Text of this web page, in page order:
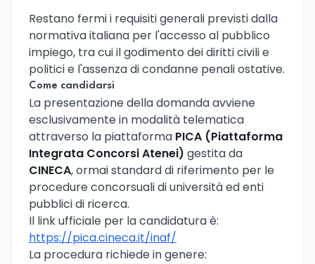
Restano fermi i requisiti generali previsti dalla
normativa italiana per l'accesso al pubblico
impiego, tra cui il godimento dei diritti civili e
politici e l'assenza di condanne penali ostative.
Come candidarsi
La presentazione della domanda avviene
esclusivamente in modalità telematica
attraverso la piattaforma PICA (Piattaforma
Integrata Concorsi Atenei) gestita da
CINECA, ormai standard di riferimento per le
procedure concorsuali di università ed enti
pubblici di ricerca.
Il link ufficiale per la candidatura è:
https://pica.cineca.it/inaf/
La procedura richiede in genere: